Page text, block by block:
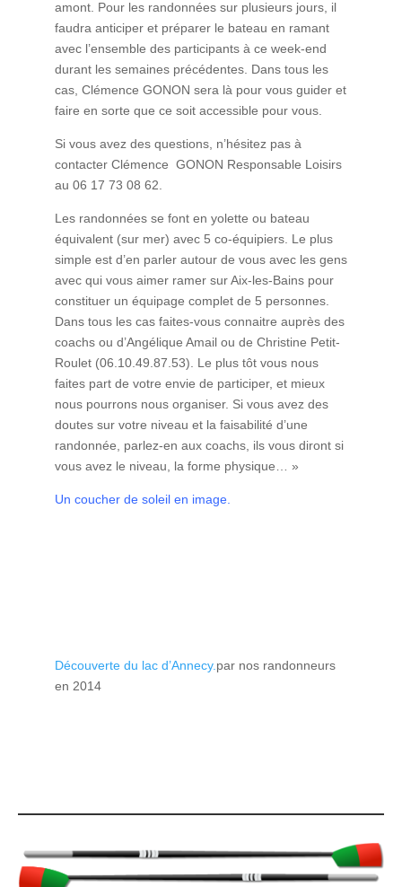
amont. Pour les randonnées sur plusieurs jours, il
faudra anticiper et préparer le bateau en ramant
avec l’ensemble des participants à ce week-end
durant les semaines précédentes. Dans tous les
cas, Clémence GONON sera là pour vous guider et
faire en sorte que ce soit accessible pour vous.
Si vous avez des questions, n’hésitez pas à
contacter Clémence GONON Responsable Loisirs
au 06 17 73 08 62.
Les randonnées se font en yolette ou bateau
équivalent (sur mer) avec 5 co-équipiers. Le plus
simple est d’en parler autour de vous avec les gens
avec qui vous aimer ramer sur Aix-les-Bains pour
constituer un équipage complet de 5 personnes.
Dans tous les cas faites-vous connaitre auprès des
coachs ou d’Angélique Amail ou de Christine Petit-
Roulet (06.10.49.87.53). Le plus tôt vous nous
faites part de votre envie de participer, et mieux
nous pourrons nous organiser. Si vous avez des
doutes sur votre niveau et la faisabilité d’une
randonnée, parlez-en aux coachs, ils vous diront si
vous avez le niveau, la forme physique… »
Un coucher de soleil en image.
Découverte du lac d’Annecy. par nos randonneurs
en 2014